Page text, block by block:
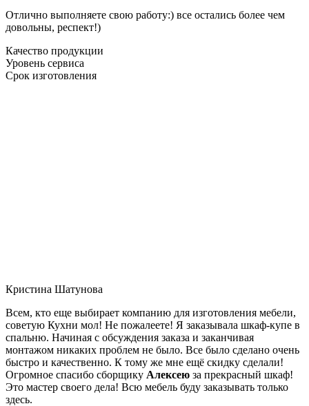
Отлично выполняете свою работу:) все остались более чем
довольны, респект!)
Качество продукции
Уровень сервиса
Срок изготовления
Кристина Шатунова
Всем, кто еще выбирает компанию для изготовления мебели,
советую Кухни мол! Не пожалеете! Я заказывала шкаф-купе в
спальню. Начиная с обсуждения заказа и заканчивая
монтажом никаких проблем не было. Все было сделано очень
быстро и качественно. К тому же мне ещё скидку сделали!
Огромное спасибо сборщику Алексею за прекрасный шкаф!
Это мастер своего дела! Всю мебель буду заказывать только
здесь.